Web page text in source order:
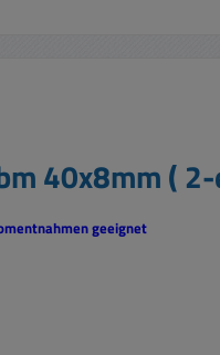
40x8mm (
geeignet